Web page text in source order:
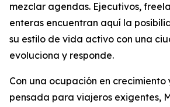
mezclar agendas. Ejecutivos,
enteras encuentran aquí la
su estilo de vida activo con una
evoluciona y responde.
Con una ocupación en
pensada para viajeros exigentes,